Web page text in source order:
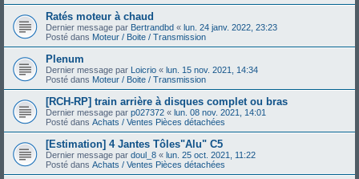
Ratés moteur à chaud
Dernier message par Bertrandbd « lun. 24 janv. 2022, 23:23
Posté dans Moteur / Boite / Transmission
Plenum
Dernier message par Loicrio « lun. 15 nov. 2021, 14:34
Posté dans Moteur / Boite / Transmission
[RCH-RP] train arrière à disques complet ou bras
Dernier message par p027372 « lun. 08 nov. 2021, 14:01
Posté dans Achats / Ventes Pièces détachées
[Estimation] 4 Jantes Tôles"Alu" C5
Dernier message par doul_8 « lun. 25 oct. 2021, 11:22
Posté dans Achats / Ventes Pièces détachées